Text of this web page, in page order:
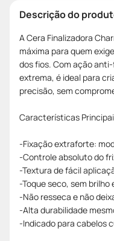
Descrição do
A Cera Finalizadora
máxima para quem
dos fios. Com ação
extrema, é ideal para
precisão, sem
Características
-Fixação extraforte:
-Controle absoluto do
-Textura de fácil
-Toque seco, sem brilho
-Não resseca e não
-Alta durabilidade
-Indicado para cabelos